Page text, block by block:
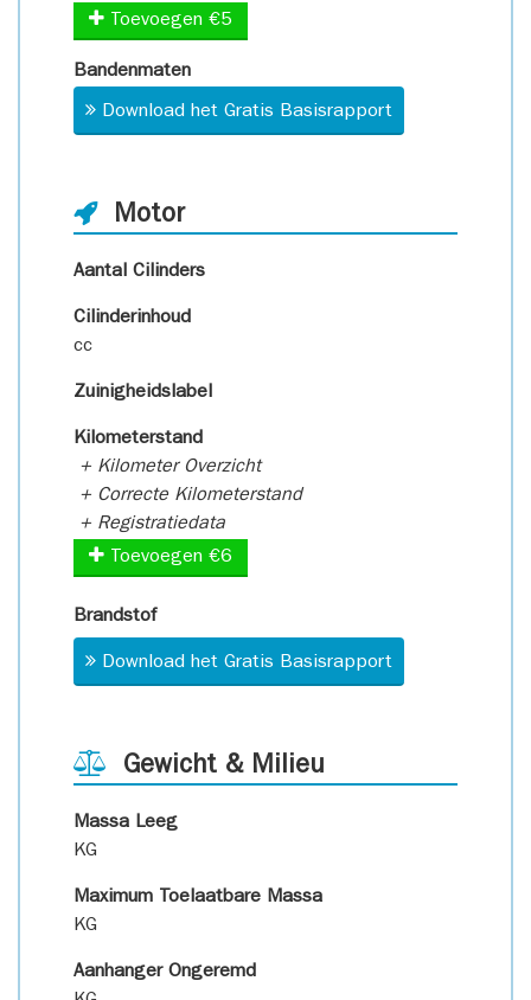
Toevoegen €5
Bandenmaten
Download het Gratis Basisrapport
Motor
Aantal Cilinders
Cilinderinhoud
cc
Zuinigheidslabel
Kilometerstand
+ Kilometer Overzicht
+ Correcte Kilometerstand
+ Registratiedata
Toevoegen €6
Brandstof
Download het Gratis Basisrapport
Gewicht & Milieu
Massa Leeg
KG
Maximum Toelaatbare Massa
KG
Aanhanger Ongeremd